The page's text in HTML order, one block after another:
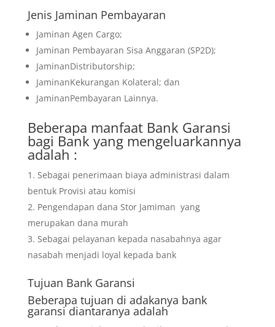
Jenis Jaminan Pembayaran
Jaminan Agen Cargo;
Jaminan Pembayaran Sisa Anggaran (SP2D);
JaminanDistributorship;
JaminanKekurangan Kolateral; dan
JaminanPembayaran Lainnya.
Beberapa manfaat Bank Garansi
bagi Bank yang mengeluarkannya
adalah :
Sebagai penerimaan biaya administrasi dalam
bentuk Provisi atau komisi
Pengendapan dana Stor Jamiman yang
merupakan dana murah
Sebagai pelayanan kepada nasabahnya agar
nasabah menjadi loyal kepada bank
Tujuan Bank Garansi
Beberapa tujuan di adakanya bank
garansi diantaranya adalah